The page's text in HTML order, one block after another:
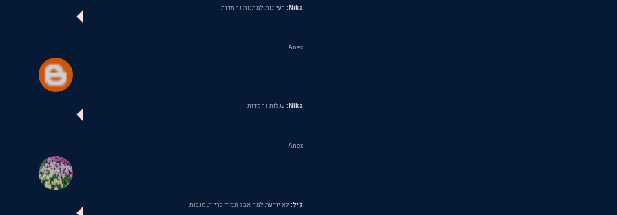
Nika: רעיונות למתנות נחמדות
Anex
Nika: עגלות נחמדות
Anex
ליל: לא יודעת למה אבל תמיד כריות, מגבות,